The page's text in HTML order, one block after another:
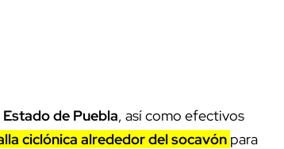
de Puebla, así como efectivos
ciclónica alrededor del socavón para